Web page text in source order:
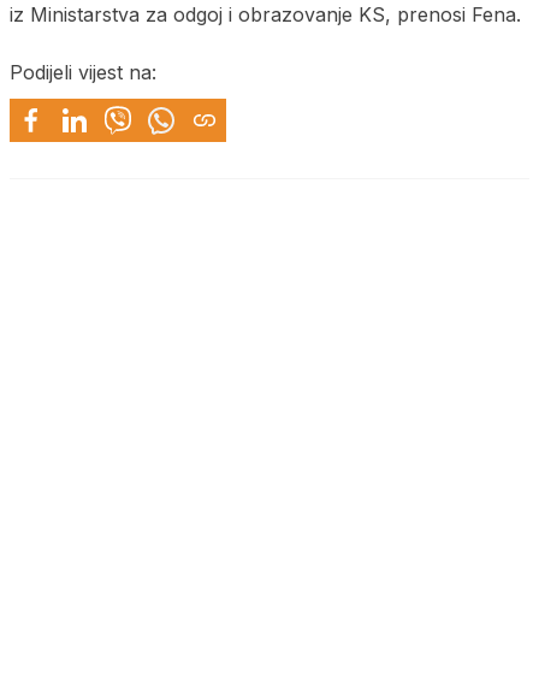
iz Ministarstva za odgoj i obrazovanje KS, prenosi Fena.
Podijeli vijest na: